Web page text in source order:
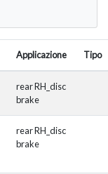
Applicazione Tipo
rear RH_disc
brake
rear RH_disc
brake